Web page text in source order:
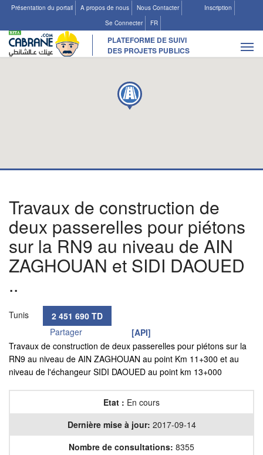
Présentation du portail A propos de nous Nous Contacter
Inscription
Se Connecter
FR
PLATEFORME DE SUIVI
DES PROJETS PUBLICS
Travaux de construction de
deux passerelles pour piétons
sur la RN9 au niveau de AIN
ZAGHOUAN et SIDI DAOUED
..
Tunis
2 451 690 TD
[API]
Partager
Travaux de construction de deux passerelles pour piétons sur la
RN9 au niveau de AIN ZAGHOUAN au point Km 11+300 et au
niveau de l'échangeur SIDI DAOUED au point km 13+000
Etat : En cours
Dernière mise à jour: 2017-09-14
Nombre de consultations: 8355